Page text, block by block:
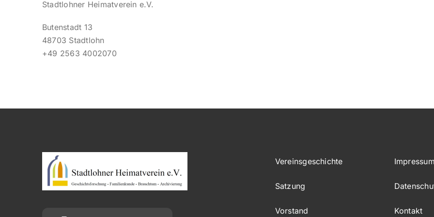
Stadtlohner Heimatverein e.V.
Butenstadt 13
48703 Stadtlohn
+49 2563 4002070
Vereinsgeschichte
Satzung
Vorstand
Impressum
Kontakt